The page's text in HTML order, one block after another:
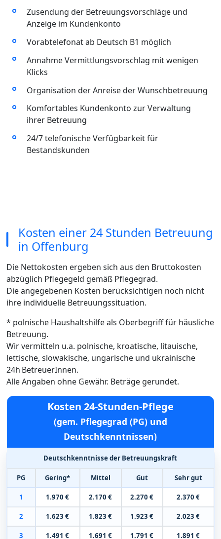
Zusendung der Betreuungsvorschläge und
Anzeige im Kundenkonto
Vorabtelefonat ab Deutsch B1 möglich
Annahme Vermittlungsvorschlag mit wenigen
Klicks
Organisation der Anreise der Wunschbetreuung
Komfortables Kundenkonto zur Verwaltung
ihrer Betreuung
24/7 telefonische Verfügbarkeit für
Bestandskunden
Kosten einer 24 Stunden Betreuung
in Offenburg
Die Nettokosten ergeben sich aus den Bruttokosten
abzüglich Pflegegeld gemäß Pflegegrad.
Die angegebenen Kosten berücksichtigen noch nicht
ihre individuelle Betreuungssituation.
* polnische Haushaltshilfe als Oberbegriff für häusliche
Betreuung.
Wir vermitteln u.a. polnische, kroatische, litauische,
lettische, slowakische, ungarische und ukrainische
24h BetreuerInnen.
Alle Angaben ohne Gewähr. Beträge gerundet.
Kosten 24-Stunden-Pflege
(gem. Pflegegrad (PG) und
Deutschkenntnissen)
Deutschkenntnisse der Betreuungskraft
PG Gering* Mittel Gut Sehr gut
1 1.970 € 2.170 € 2.270 € 2.370 €
2 1.623 € 1.823 € 1.923 € 2.023 €
3 1.491 € 1.691 € 1.791 € 1.891 €